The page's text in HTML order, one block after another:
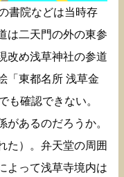
書院などは当時存
は二天門の外の東参
改め浅草神社の参道
「東都名所 浅草金
も確認できない。
があるのだろうか。
た）。弁天堂の周囲
よって浅草寺境内は